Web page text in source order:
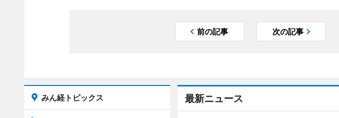
前の記事 次の記事
最新ニュース
みん経トピックス